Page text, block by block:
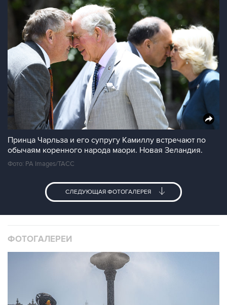
Принца Чарльза и его супругу Камиллу встречают по
обычаям коренного народа маори. Новая Зеландия.
Фото: PA Images/ТАСС
СЛЕДУЮЩАЯ ФОТОГАЛЕРЕЯ
ФОТОГАЛЕРЕИ